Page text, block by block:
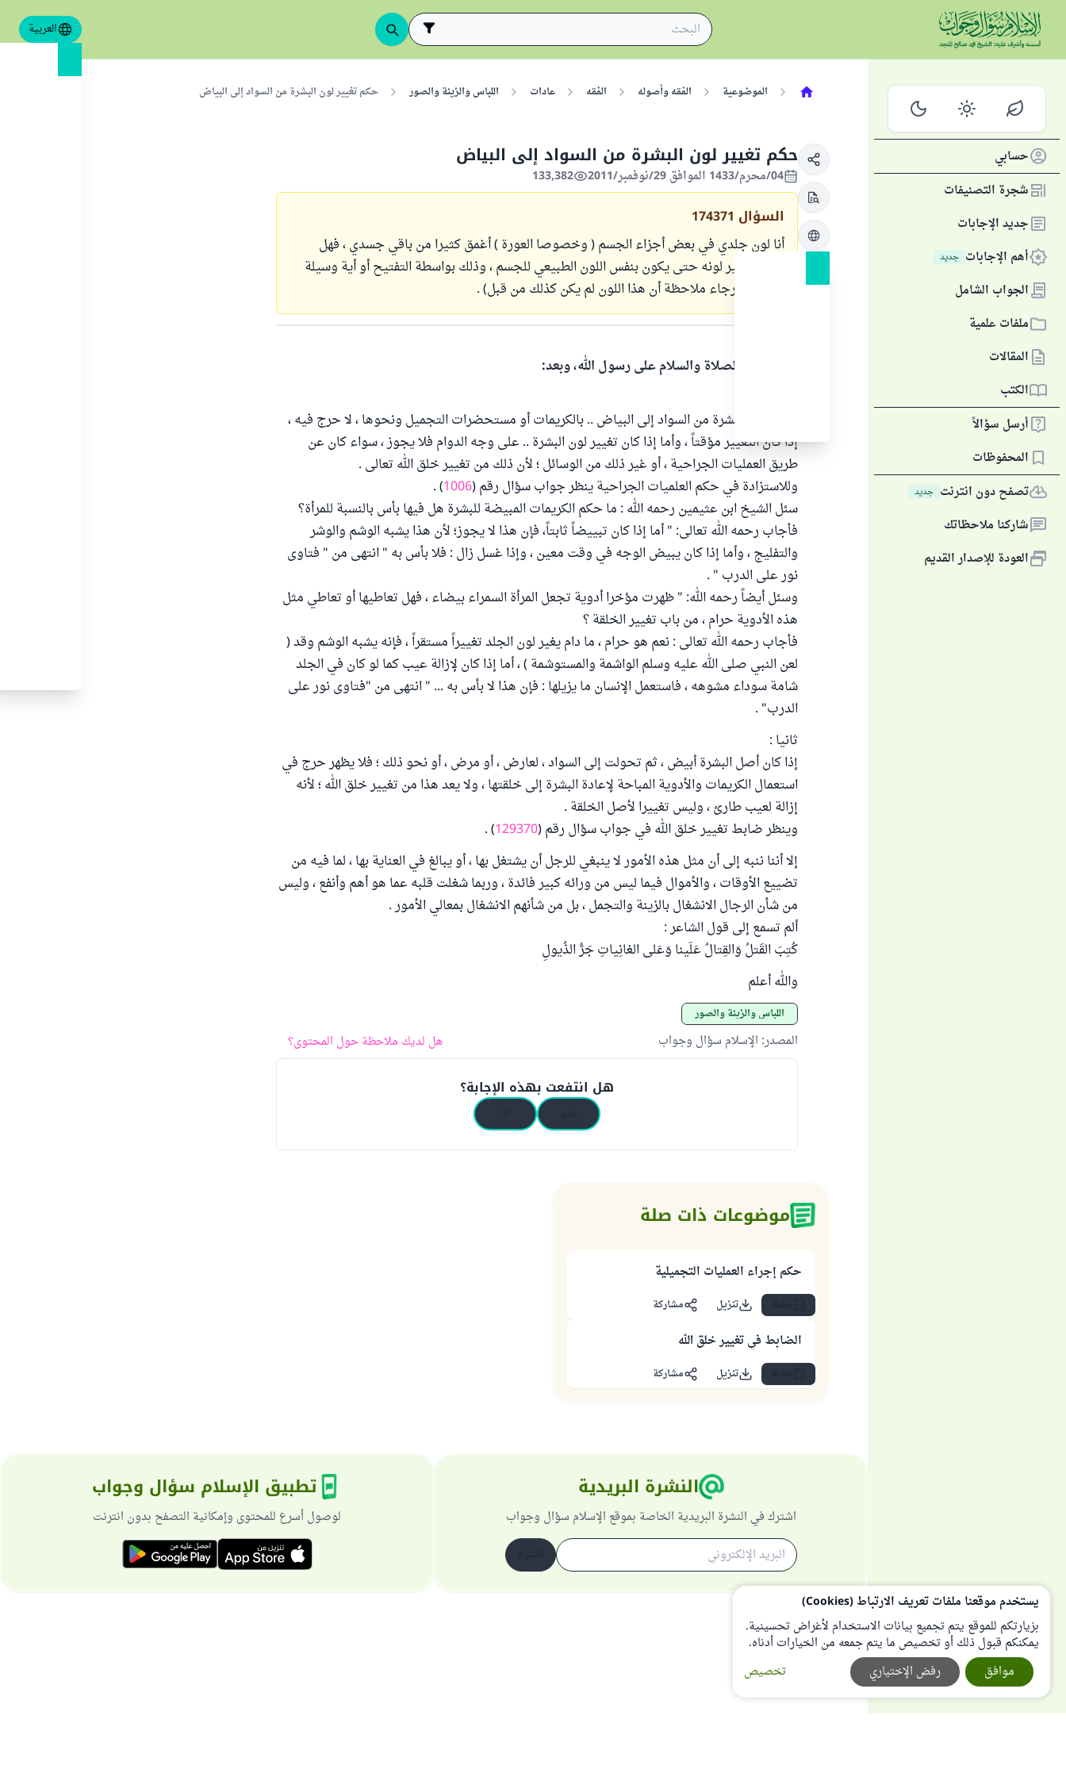
العربية
حسابي
شجرة التصنيفات
جديد الإجابات
أهم الإجابات جديد
الجواب الشامل
ملفات علمية
المقالات
الكتب
أرسل سؤالاً
المحفوظات
تصفح دون انترنت جديد
شاركنا ملاحظاتك
العودة للإصدار القديم
الموضوعية الفقه وأصوله الفقه عادات اللباس والزينة والصور حكم تغيير لون البشرة من السواد إلى البياض
حكم تغيير لون البشرة من السواد إلى البياض
04/محرم/1433 الموافق 29/نوفمبر/2011 133,382
السؤال 174371
أنا لون جلدي في بعض أجزاء الجسم ( وخصوصا العورة ) أغمق كثيرا من باقي جسدي ، فهل
يجوز تغيير لونه حتى يكون بنفس اللون الطبيعي للجسم ، وذلك بواسطة التفتيح أو أية وسيلة
أخرى ؟ (برجاء ملاحظة أن هذا اللون لم يكن كذلك من قبل) .
الحمد لله والصلاة والسلام على رسول الله، وبعد:
تغيير لون البشرة من السواد إلى البياض .. بالكريمات أو مستحضرات التجميل ونحوها ، لا حرج فيه ،
إذا كان التغيير مؤقتاً ، وأما إذا كان تغيير لون البشرة .. على وجه الدوام فلا يجوز ، سواء كان عن
طريق العمليات الجراحية ، أو غير ذلك من الوسائل ؛ لأن ذلك من تغيير خلق الله تعالى .
وللاستزادة في حكم العلميات الجراحية ينظر جواب سؤال رقم (1006
) .
سئل الشيخ ابن عثيمين رحمه الله : ما حكم الكريمات المبيضة للبشرة هل فيها بأس بالنسبة للمرأة؟
فأجاب رحمه الله تعالى: " أما إذا كان تبييضاً ثابتاً، فإن هذا لا يجوز؛ لأن هذا يشبه الوشم والوشر
والتفليج ، وأما إذا كان يبيض الوجه في وقت معين ، وإذا غسل زال : فلا بأس به " انتهى من " فتاوى
نور على الدرب " .
وسئل أيضاً رحمه الله: " ظهرت مؤخرا أدوية تجعل المرأة السمراء بيضاء ، فهل تعاطيها أو تعاطي مثل
هذه الأدوية حرام ، من باب تغيير الخلقة ؟
فأجاب رحمه الله تعالى : نعم هو حرام ، ما دام يغير لون الجلد تغييراً مستقراً ، فإنه يشبه الوشم وقد (
لعن النبي صلى الله عليه وسلم الواشمة والمستوشمة ) ، أما إذا كان لإزالة عيب كما لو كان في الجلد
شامة سوداء مشوهه ، فاستعمل الإنسان ما يزيلها : فإن هذا لا بأس به ... " انتهى من "فتاوى نور على
الدرب" .
ثانيا :
إذا كان أصل البشرة أبيض ، ثم تحولت إلى السواد ، لعارض ، أو مرض ، أو نحو ذلك ؛ فلا يظهر حرج في
استعمال الكريمات والأدوية المباحة لإعادة البشرة إلى خلقتها ، ولا يعد هذا من تغيير خلق الله ؛ لأنه
إزالة لعيب طارئ ، وليس تغييرا لأصل الخلقة .
وينظر ضابط تغيير خلق الله في جواب سؤال رقم (129370
) .
إلا أننا ننبه إلى أن مثل هذه الأمور لا ينبغي للرجل أن يشتغل بها ، أو يبالغ في العناية بها ، لما فيه من
تضييع الأوقات ، والأموال فيما ليس من ورائه كبير فائدة ، وربما شغلت قلبه عما هو أهم وأنفع ، وليس
من شأن الرجال الانشغال بالزينة والتجمل ، بل من شأنهم الانشغال بمعالي الأمور .
ألم تسمع إلى قول الشاعر :
كُتِبَ القَتلُ وَالقِتالُ عَلَينا وَعَلى الغانِياتِ جَرُّ الذُيولِ
والله أعلم
اللباس والزينة والصور
المصدر: الإسلام سؤال وجواب هل لديك ملاحظة حول المحتوى؟
هل انتفعت بهذه الإجابة؟
موضوعات ذات صلة
حكم إجراء العمليات التجميلية
تنزيل مشاركة
الضابط في تغيير خلق الله
تنزيل مشاركة
النشرة البريدية
اشترك في النشرة البريدية الخاصة بموقع الإسلام سؤال وجواب
تطبيق الإسلام سؤال وجواب
لوصول أسرع للمحتوى وإمكانية التصفح بدون انترنت
يستخدم موقعنا ملفات تعريف الارتباط (Cookies)
بزيارتكم للموقع يتم تجميع بيانات الاستخدام لأغراض تحسينية.
يمكنكم قبول ذلك أو تخصيص ما يتم جمعه من الخيارات أدناه.
تخصيص
رفض الإختياري موافق